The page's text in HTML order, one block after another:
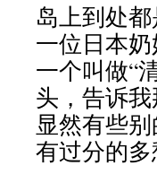
岛上到处
一位日本
一个叫做“
头，告诉
显然有些
有过分的